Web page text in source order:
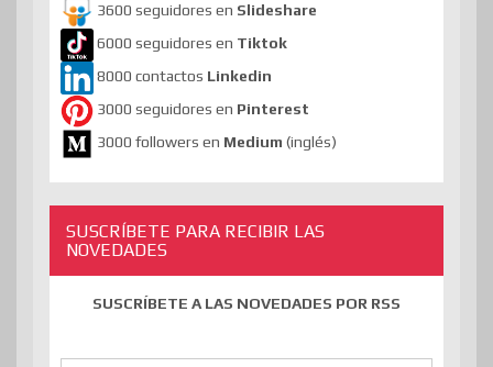
3600 seguidores en Slideshare
6000 seguidores en Tiktok
8000 contactos Linkedin
3000 seguidores en Pinterest
3000 followers en Medium (inglés)
SUSCRÍBETE PARA RECIBIR LAS
NOVEDADES
SUSCRÍBETE A LAS NOVEDADES POR RSS